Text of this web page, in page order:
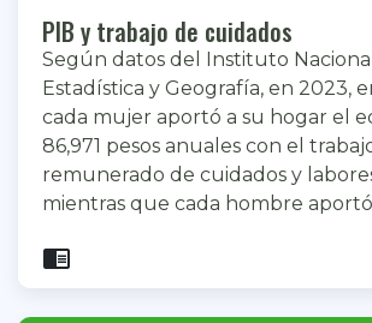
PIB y trabajo de cuidados
Según datos del Instituto
Estadística y Geografía, en 2023,
cada mujer aportó a su hogar el
86,971 pesos anuales con el
remunerado de cuidados y
mientras que cada hombre aportó
chrome_reader_mode